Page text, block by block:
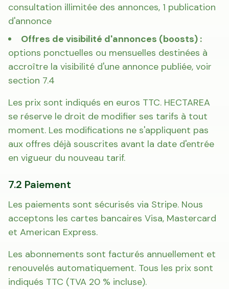
consultation illimitée des annonces, 1 publication
d'annonce
Offres de visibilité d'annonces (boosts) :
options ponctuelles ou mensuelles destinées à
accroître la visibilité d'une annonce publiée, voir
section 7.4
Les prix sont indiqués en euros TTC. HECTAREA
se réserve le droit de modifier ses tarifs à tout
moment. Les modifications ne s'appliquent pas
aux offres déjà souscrites avant la date d'entrée
en vigueur du nouveau tarif.
7.2 Paiement
Les paiements sont sécurisés via Stripe. Nous
acceptons les cartes bancaires Visa, Mastercard
et American Express.
Les abonnements sont facturés annuellement et
renouvelés automatiquement. Tous les prix sont
indiqués TTC (TVA 20 % incluse).